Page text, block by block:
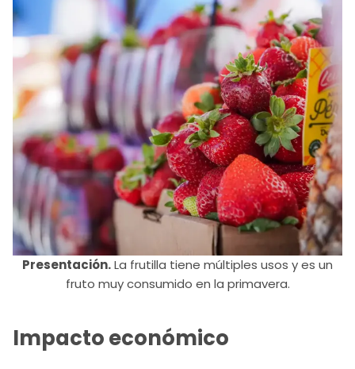
Presentación.La frutilla tiene múltiples usos y es un
fruto muy consumido en la primavera.
Impacto económico